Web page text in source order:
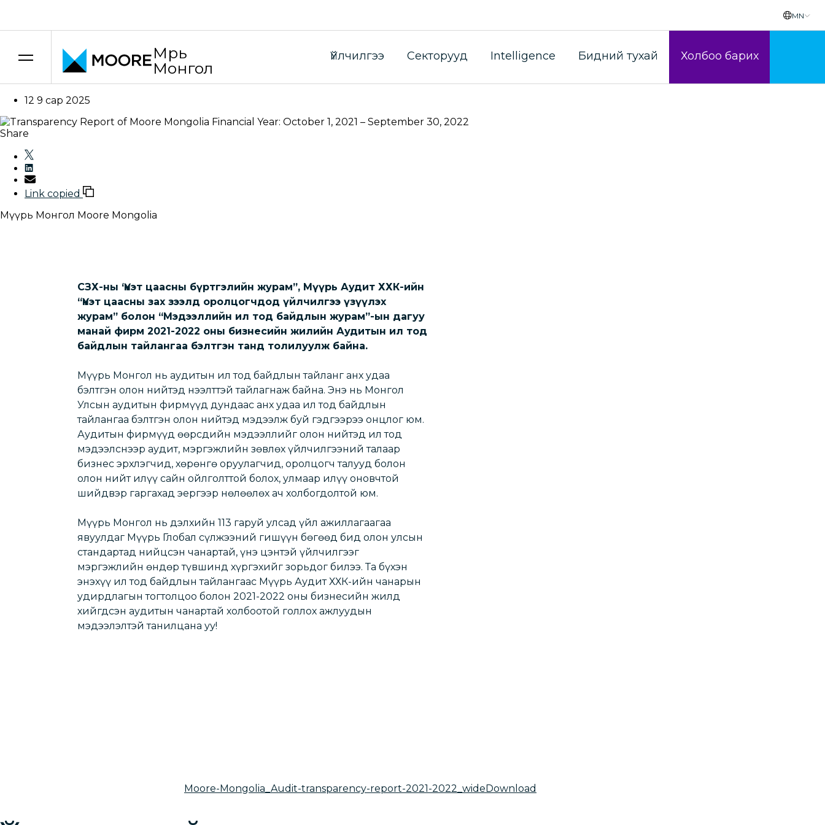
MN
Мүүрь
Монгол
Үйлчилгээ Секторууд Intelligence Бидний тухай Холбоо барих
Мүүрь Аудит ХХК-ийн ил тод байдлын жилийн тайлан 2021/10/01
– 2022/09/30 бизнесийн жил
12 9 сар 2025
Share
Link copied
Мүүрь Монгол Moore Mongolia
СЗХ-ны ‘Үнэт цаасны бүртгэлийн журам”, Мүүрь Аудит ХХК-ийн
“Үнэт цаасны зах зээлд оролцогчдод үйлчилгээ үзүүлэх
журам” болон “Мэдээллийн ил тод байдлын журам”-ын дагуу
манай фирм 2021-2022 оны бизнесийн жилийн Аудитын ил тод
байдлын тайлангаа бэлтгэн танд толилуулж байна.
Мүүрь Монгол нь аудитын ил тод байдлын тайланг анх удаа
бэлтгэн олон нийтэд нээлттэй тайлагнаж байна. Энэ нь Монгол
Улсын аудитын фирмүүд дундаас анх удаа ил тод байдлын
тайлангаа бэлтгэн олон нийтэд мэдээлж буй гэдгээрээ онцлог юм.
Аудитын фирмүүд өөрсдийн мэдээллийг олон нийтэд ил тод
мэдээлснээр аудит, мэргэжлийн зөвлөх үйлчилгээний талаар
бизнес эрхлэгчид, хөрөнгө оруулагчид, оролцогч талууд болон
олон нийт илүү сайн ойлголттой болох, улмаар илүү оновчтой
шийдвэр гаргахад эергээр нөлөөлөх ач холбогдолтой юм.
Мүүрь Монгол нь дэлхийн 113 гаруй улсад үйл ажиллагаагаа
явуулдаг Мүүрь Глобал сүлжээний гишүүн бөгөөд бид олон улсын
стандартад нийцсэн чанартай, үнэ цэнтэй үйлчилгээг
мэргэжлийн өндөр түвшинд хүргэхийг зорьдог билээ. Та бүхэн
энэхүү ил тод байдлын тайлангаас Мүүрь Аудит ХХК-ийн чанарын
удирдлагын тогтолцоо болон 2021-2022 оны бизнесийн жилд
хийгдсэн аудитын чанартай холбоотой голлох ажлуудын
мэдээлэлтэй танилцана уу!
Moore-Mongolia_Audit-transparency-report-2021-2022_wideDownload